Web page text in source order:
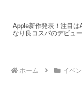
Apple新作発表！注目
なり良コスパのデビュ
ホーム イベ